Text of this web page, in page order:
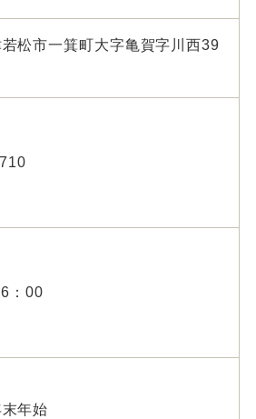
松市一箕町大字亀賀字川西39
：00
年始